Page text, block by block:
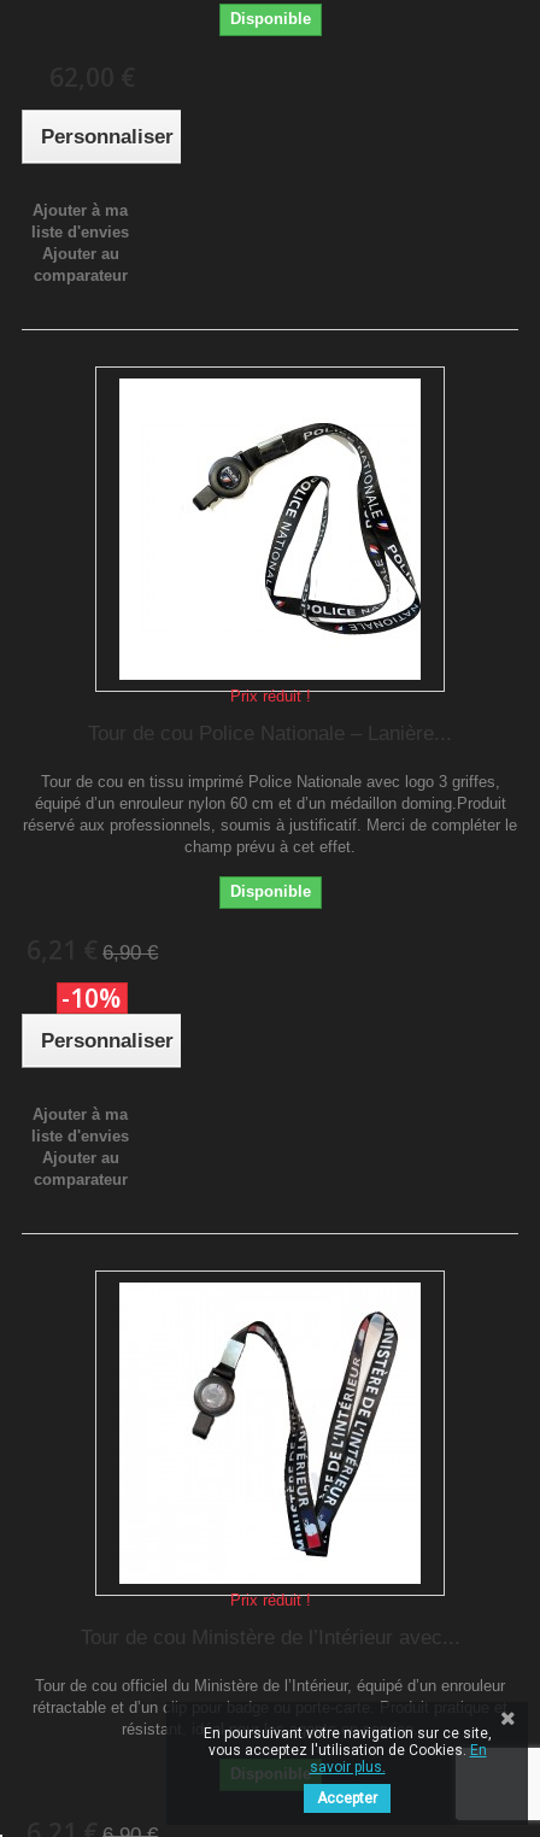
Disponible
Personnaliser
Ajouter à ma
liste d'envies
Ajouter au
comparateur
Prix réduit !
Tour de cou Police Nationale – Lanière...
Tour de cou en tissu imprimé Police Nationale avec logo 3 griffes,
équipé d’un enrouleur nylon 60 cm et d’un médaillon doming.Produit
réservé aux professionnels, soumis à justificatif. Merci de compléter le
champ prévu à cet effet.
Disponible
6,90 €
-10%
Personnaliser
Ajouter à ma
liste d'envies
Ajouter au
comparateur
Prix réduit !
Tour de cou Ministère de l’Intérieur avec...
Tour de cou officiel du Ministère de l’Intérieur, équipé d’un enrouleur
rétractable et d’un clip pour badge ou porte-carte. Produit pratique et
résistant, idéal pour les agents en service.
Disponible
En poursuivant votre navigation sur ce site,
vous acceptez l'utilisation de Cookies.En
savoir plus.
Accepter